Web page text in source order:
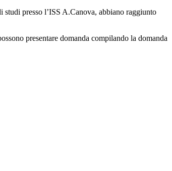
studi presso l’ISS A.Canova, abbiano raggiunto
presentare domanda compilando la domanda